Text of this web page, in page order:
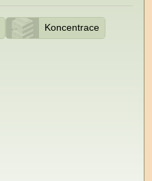
Koncentrace